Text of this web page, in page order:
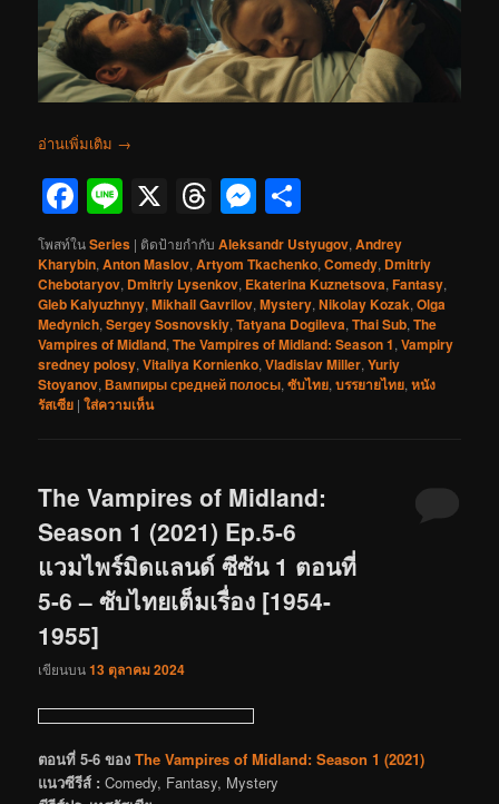
อ่านเพิ่มเติม →
Facebook
Line
X Threads
Messenger
โพสท์ในSeries | ติดป้ายกำกับ Aleksandr Ustyugov,Andrey
Kharybin,Anton Maslov,Artyom Tkachenko,Comedy, Dmitriy
Chebotaryov, Dmitriy Lysenkov, Ekaterina Kuznetsova,Fantasy,
Gleb Kalyuzhnyy,Mikhail Gavrilov,Mystery,Nikolay Kozak,Olga
Medynich,Sergey Sosnovskiy,Tatyana Dogileva,Thai Sub,The
Vampires of Midland,The Vampires of Midland: Season 1,Vampiry
sredney polosy,Vitaliya Kornienko,Vladislav Miller,Yuriy
Stoyanov,Вампиры средней полосы,ซับไทย,บรรยายไทย,หนัง
รัสเซีย |ใส่ความเห็น
The Vampires of Midland:
Season 1 (2021) Ep.5-6
แวมไพร์มิดแลนด์ ซีซัน 1 ตอนที่
5-6 – ซับไทยเต็มเรื่อง [1954-
1955]
เขียนบน13 ตุลาคม 2024
ตอนที่ 5-6 ของ The Vampires of Midland: Season 1 (2021)
แนวซีรีส์ : Comedy, Fantasy, Mystery